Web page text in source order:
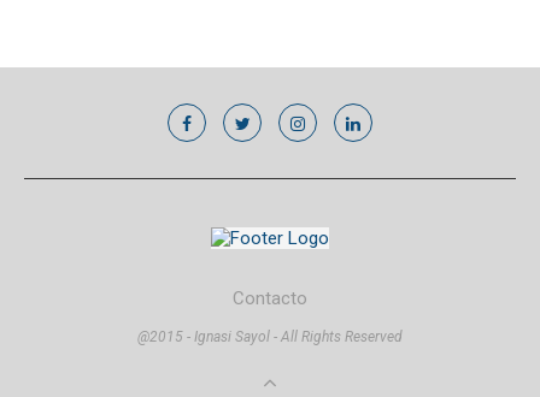
Contacto
@2015 - Ignasi Sayol - All Rights Reserved